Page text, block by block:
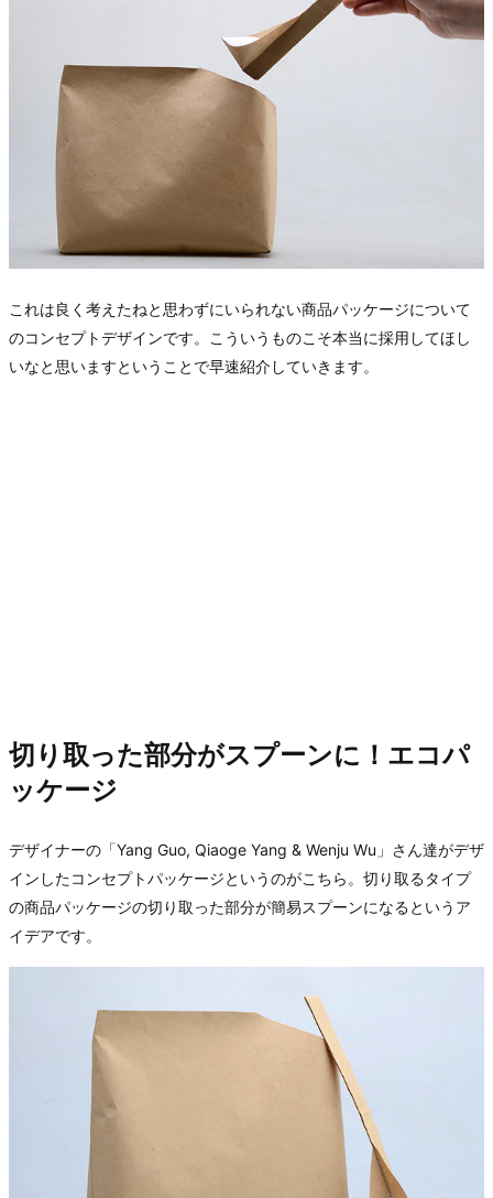
これは良く考えたねと思わずにいられない商品パッケージについて
のコンセプトデザインです。こういうものこそ本当に採用してほし
いなと思いますということで早速紹介していきます。
切り取った部分がスプーンに！エコパ
ッケージ
デザイナーの「Yang Guo, Qiaoge Yang & Wenju Wu」さん達がデザ
インしたコンセプトパッケージというのがこちら。切り取るタイプ
の商品パッケージの切り取った部分が簡易スプーンになるというア
イデアです。